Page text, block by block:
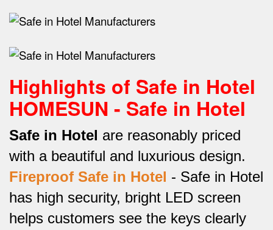
Highlights of Safe in Hotel
HOMESUN - Safe in Hotel
Safe in Hotel are reasonably priced
with a beautiful and luxurious design.
Fireproof Safe in Hotel - Safe in Hotel
has high security, bright LED screen
helps customers see the keys clearly